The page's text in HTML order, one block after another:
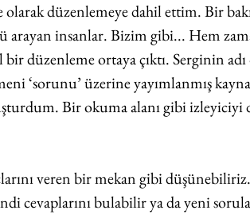
olarak düzenlemeye dahil ettim. Bir
arayan insanlar. Bizim gibi... Hem
düzenleme ortaya çıktı. Serginin
‘sorunu’ üzerine yayımlanmış
Bir okuma alanı gibi izleyiciyi
veren bir mekan gibi
cevaplarını bulabilir ya da yeni